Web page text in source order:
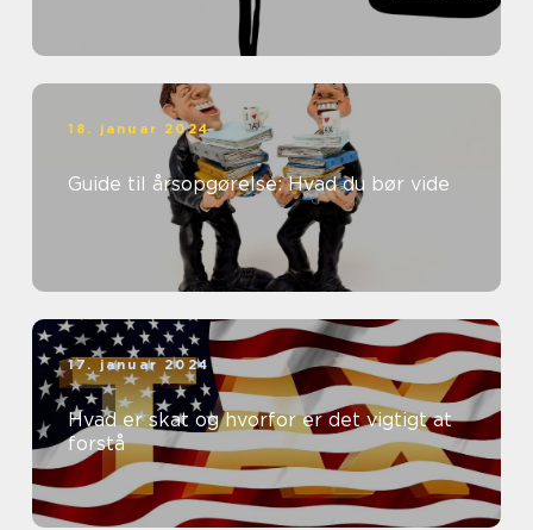
18. januar 2024
Guide til årsopgørelse: Hvad du bør vide
17. januar 2024
Hvad er skat og hvorfor er det vigtigt at
forstå